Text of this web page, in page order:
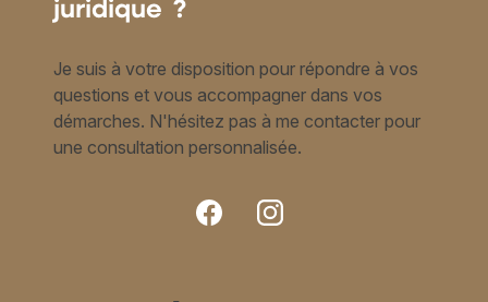
juridique ?
Je suis à votre disposition pour répondre à vos
questions et vous accompagner dans vos
démarches. N'hésitez pas à me contacter pour
une consultation personnalisée.